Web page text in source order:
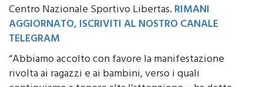
collaborazione del Comitato Fidal provinciale e del
Centro Nazionale Sportivo Libertas.RIMANI
AGGIORNATO, ISCRIVITI AL NOSTRO CANALE
TELEGRAM
“Abbiamo accolto con favore la manifestazione